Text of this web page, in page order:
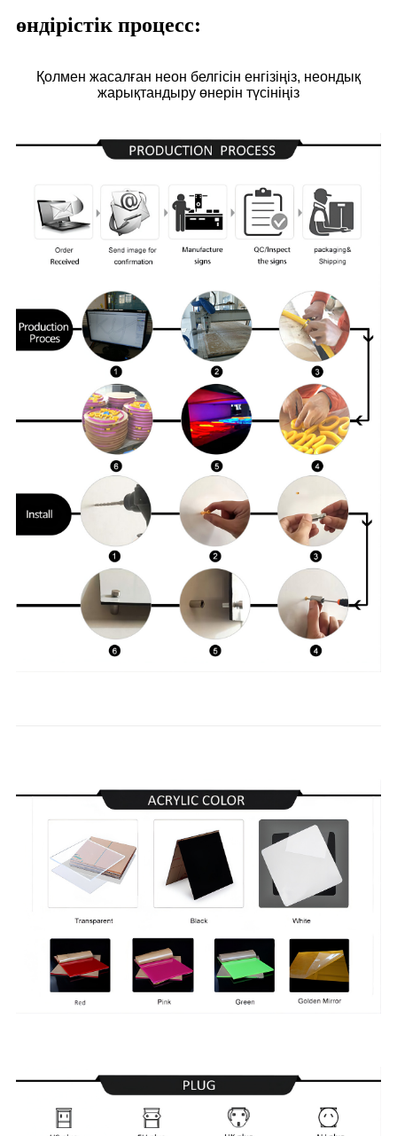
өндірістік процесс:
Қолмен жасалған неон белгісін енгізіңіз, неондық
жарықтандыру өнерін түсініңіз